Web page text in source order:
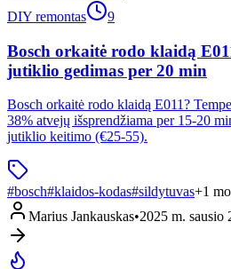
DIY remontas
9
Bosch orkaitė rodo klaidą
jutiklio gedimas per 20 min
Bosch orkaitė rodo klaidą E011?
38% atvejų išsprendžiama per 15-20
jutiklio keitimo (€25-55).
#bosch#klaidos-kodas#sildytuvas+1
Marius Jankauskas•2025 m. sausio